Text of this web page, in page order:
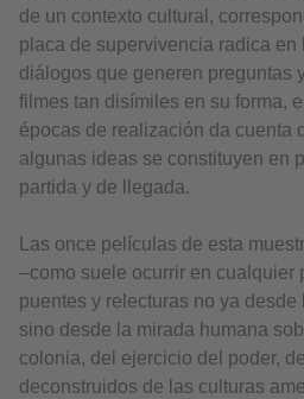
de un contexto cultural,
placa de supervivencia radica
diálogos que generen preguntas
filmes tan disímiles en su forma,
épocas de realización da cuenta
algunas ideas se constituyen en
partida y de llegada.
Las once películas de esta
–como suele ocurrir en cualquier
puentes y relecturas no ya
sino desde la mirada humana
colonia, del ejercicio del poder,
deconstruidos de las culturas